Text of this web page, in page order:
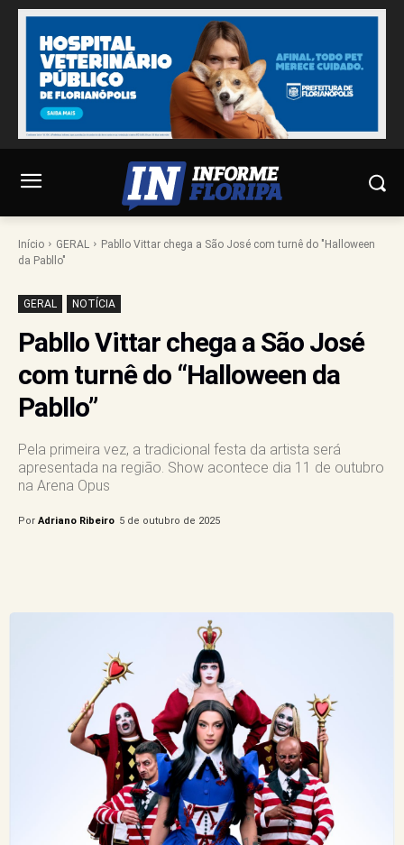
Início GERAL
Pabllo Vittar chega a São José com turnê do "Halloween
da Pabllo"
GERAL NOTÍCIA
Pabllo Vittar chega a São José
com turnê do “Halloween da
Pabllo”
Pela primeira vez, a tradicional festa da artista será
apresentada na região. Show acontece dia 11 de outubro
na Arena Opus
Por Adriano Ribeiro 5 de outubro de 2025